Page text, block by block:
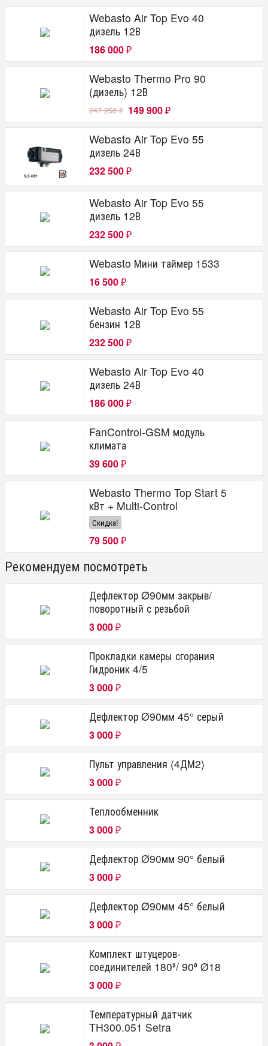
Webasto Air Top Evo 40
дизель 12В
186 000 ₽
Webasto Thermo Pro 90
(дизель) 12В
247 250₽ 149 900 ₽
Webasto Air Top Evo 55
дизель 24В
232 500 ₽
Webasto Air Top Evo 55
дизель 12В
232 500 ₽
Webasto Мини таймер 1533
16 500 ₽
Webasto Air Top Evo 55
бензин 12В
232 500 ₽
Webasto Air Top Evo 40
дизель 24В
186 000 ₽
FanControl-GSM модуль
климата
39 600 ₽
Webasto Thermo Top Start 5
кВт + Multi-Control
Скидка!
79 500 ₽
Рекомендуем посмотреть
Дефлектор Ø90мм закрыв/
поворотный с резьбой
3 000 ₽
Прокладки камеры сгорания
Гидроник 4/5
3 000 ₽
Дефлектор Ø90мм 45° серый
3 000 ₽
Пульт управления (4ДМ2)
3 000 ₽
Теплообменник
3 000 ₽
Дефлектор Ø90мм 90° белый
3 000 ₽
Дефлектор Ø90мм 45° белый
3 000 ₽
Комплект штуцеров-
соединителей 180⁰/ 90⁰ Ø18
3 000 ₽
Температурный датчик
TH300.051 Setra